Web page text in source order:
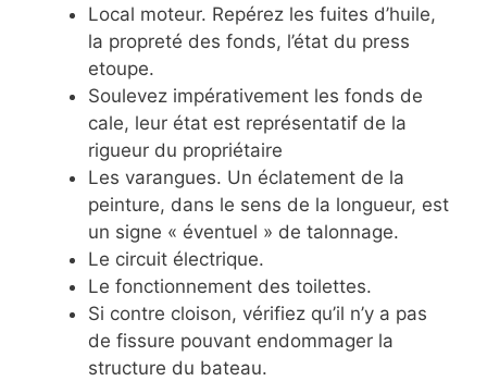
Local moteur. Repérez les fuites d’huile,
la propreté des fonds, l’état du press
etoupe.
Soulevez impérativement les fonds de
cale, leur état est représentatif de la
rigueur du propriétaire
Les varangues. Un éclatement de la
peinture, dans le sens de la longueur, est
un signe « éventuel » de talonnage.
Le circuit électrique.
Le fonctionnement des toilettes.
Si contre cloison, vérifiez qu’il n’y a pas
de fissure pouvant endommager la
structure du bateau.